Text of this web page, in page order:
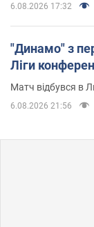
6.08.2026 17:32
"Динамо" з
Ліги
Матч відбувся в
6.08.2026 21:56